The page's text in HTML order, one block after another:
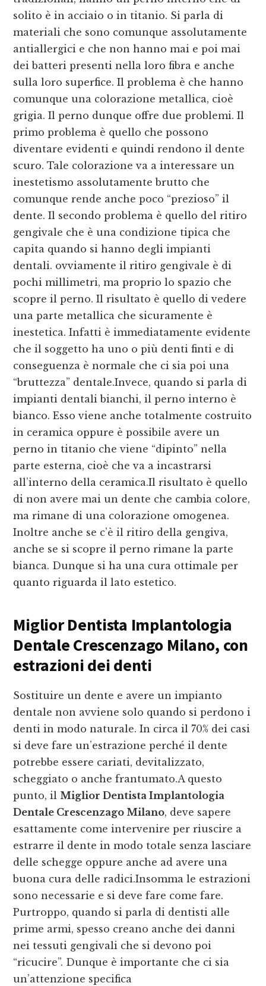
solito è in acciaio o in titanio. Si parla di
materiali che sono comunque assolutamente
antiallergici e che non hanno mai e poi mai
dei batteri presenti nella loro fibra e anche
sulla loro superfice. Il problema è che hanno
comunque una colorazione metallica, cioè
grigia. Il perno dunque offre due problemi. Il
primo problema è quello che possono
diventare evidenti e quindi rendono il dente
scuro. Tale colorazione va a interessare un
inestetismo assolutamente brutto che
comunque rende anche poco “prezioso” il
dente. Il secondo problema è quello del ritiro
gengivale che è una condizione tipica che
capita quando si hanno degli impianti
dentali. ovviamente il ritiro gengivale è di
pochi millimetri, ma proprio lo spazio che
scopre il perno. Il risultato è quello di vedere
una parte metallica che sicuramente è
inestetica. Infatti è immediatamente evidente
che il soggetto ha uno o più denti finti e di
conseguenza è normale che ci sia poi una
“bruttezza” dentale.Invece, quando si parla di
impianti dentali bianchi, il perno interno è
bianco. Esso viene anche totalmente costruito
in ceramica oppure è possibile avere un
perno in titanio che viene “dipinto” nella
parte esterna, cioè che va a incastrarsi
all’interno della ceramica.Il risultato è quello
di non avere mai un dente che cambia colore,
ma rimane di una colorazione omogenea.
Inoltre anche se c’è il ritiro della gengiva,
anche se si scopre il perno rimane la parte
bianca. Dunque si ha una cura ottimale per
quanto riguarda il lato estetico.
Miglior Dentista Implantologia
Dentale Crescenzago Milano, con
estrazioni dei denti
Sostituire un dente e avere un impianto
dentale non avviene solo quando si perdono i
denti in modo naturale. In circa il 70% dei casi
si deve fare un’estrazione perché il dente
potrebbe essere cariati, devitalizzato,
scheggiato o anche frantumato.A questo
punto, il Miglior Dentista Implantologia
Dentale Crescenzago Milano, deve sapere
esattamente come intervenire per riuscire a
estrarre il dente in modo totale senza lasciare
delle schegge oppure anche ad avere una
buona cura delle radici.Insomma le estrazioni
sono necessarie e si deve fare come fare.
Purtroppo, quando si parla di dentisti alle
prime armi, spesso creano anche dei danni
nei tessuti gengivali che si devono poi
“ricucire”. Dunque è importante che ci sia
un’attenzione specifica